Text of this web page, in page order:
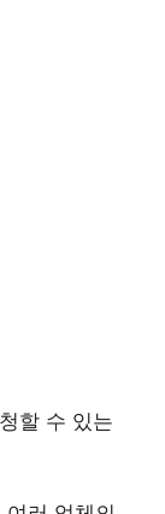
할 수 있는